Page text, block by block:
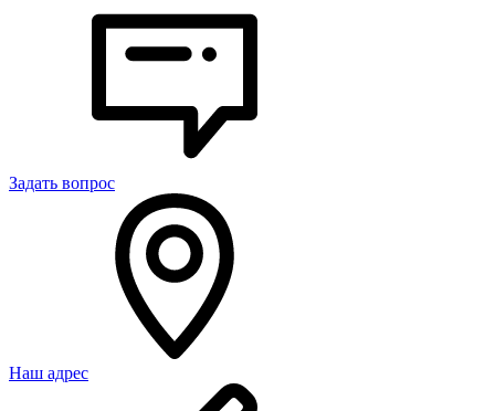
Задать вопрос
Наш адрес